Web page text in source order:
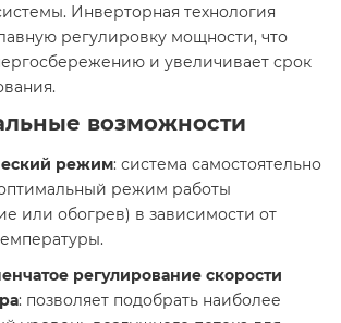
Инверторная технология
регулировку мощности, что
и увеличивает срок
возможности
режим: система самостоятельно
режим работы
или обогрев) в зависимости от
регулирование скорости
: позволяет подобрать наиболее